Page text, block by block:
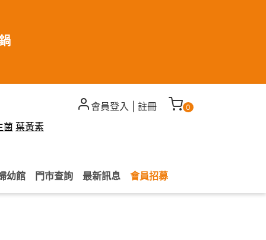
菌 葉黃素
會員登入 註冊 0
幼館 門市查詢 最新訊息 會員招募